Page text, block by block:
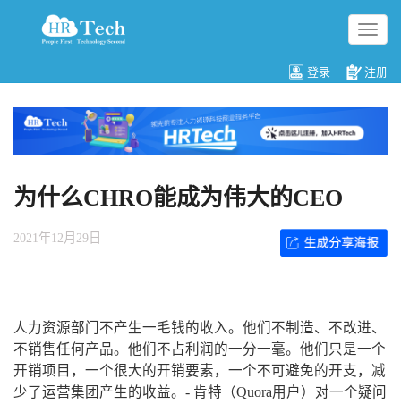
切
换
航
登录 注册
为什么CHRO能成为伟大的CEO
2021年12月29日
人力资源部门不产生一毛钱的收入。他们不制造、不改进、
不销售任何产品。他们不占利润的一分一毫。他们只是一个
开销项目，一个很大的开销要素，一个不可避免的开支，减
少了运营集团产生的收益。- 肯特（Quora用户）对一个疑问